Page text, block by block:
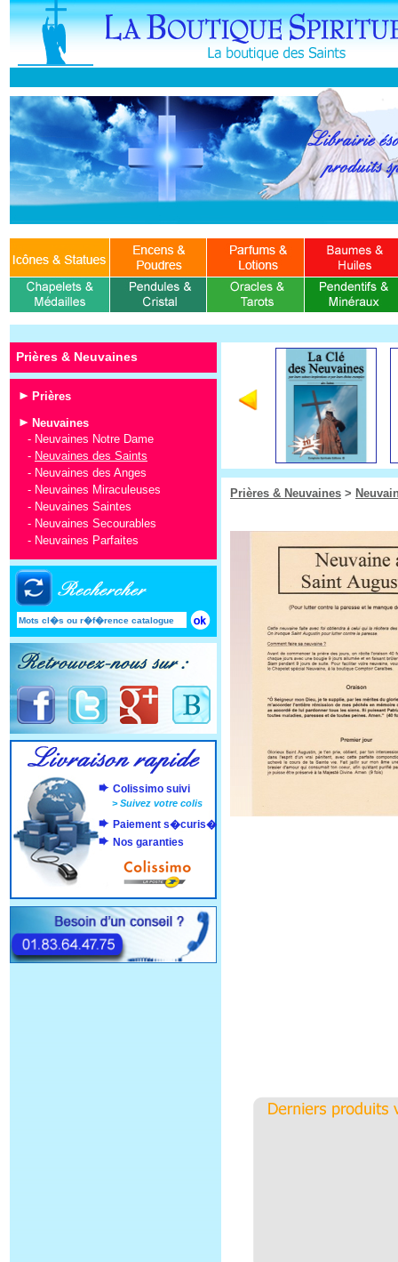
Prières & Neuvaines
Prières
Neuvaines
- Neuvaines Notre Dame
- Neuvaines des Saints
- Neuvaines des Anges
- Neuvaines Miraculeuses
- Neuvaines Saintes
- Neuvaines Secourables
- Neuvaines Parfaites
Colissimo suivi
>Suivez votre colis
Paiement s�curis�
Nos garanties
Prières & Neuvaines >